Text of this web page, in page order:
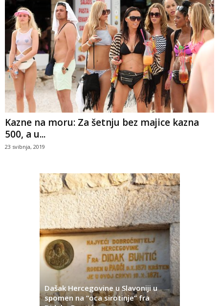
Kazne na moru: Za šetnju bez majice kazna
500, a u...
23 svibnja, 2019
Dašak Hercegovine u Slavoniji u
spomen na “oca sirotinje” fra